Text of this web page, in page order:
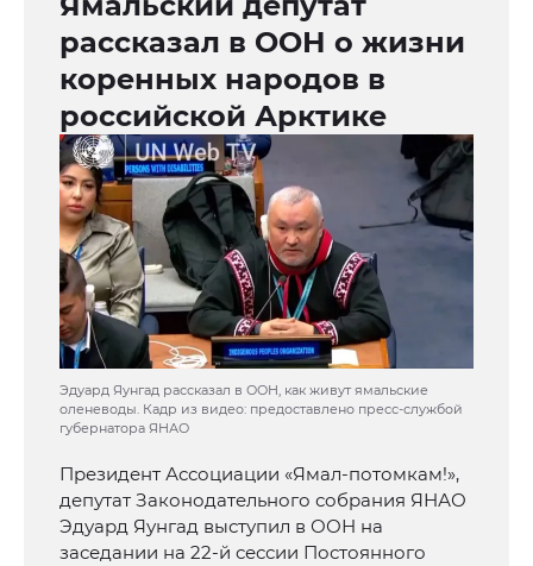
рассказал в ООН о жизни
коренных народов в
российской Арктике
Эдуард Яунгад рассказал в ООН, как живут ямальские
оленеводы. Кадр из видео: предоставлено пресс-службой
губернатора ЯНАО
Президент Ассоциации «Ямал-потомкам!»,
депутат Законодательного собрания ЯНАО
Эдуард Яунгад выступил в ООН на
заседании на 22-й сессии Постоянного